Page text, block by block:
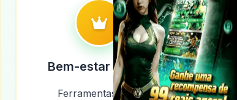
Bem-estar Digital
Ferramentas para